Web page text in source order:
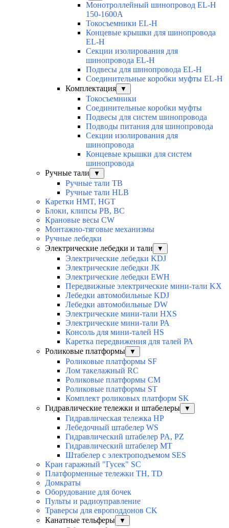
Монотроллейный шинопровод EL-H
150-1600А
Токосъемники EL-H
Концевые крышки для шинопровода
EL-H
Секции изолирования для
шинопровода EL-H
Подвесы для шинопровода EL-H
Соединительные коробки муфты EL-H
Комплектация
▼
Токосъемники
Соединительные коробки муфты
Подвесы для систем шинопровода
Подводы питания для шинопровода
Секции изолирования для
шинопровода
Концевые крышки для систем
шинопровода
Ручные тали
▼
Ручные тали TB
Ручные тали HLB
Каретки HMT, HGT
Блоки, клипсы PB, BC
Крановые весы CW
Монтажно-тяговые механизмы
Ручные лебедки
Электрические лебедки и тали
▼
Электрические лебедки KDJ
Электрические лебедки JK
Электрические лебедки EWH
Передвижные электрические мини-тали KX
Лебедки автомобильные KDJ
Лебедки автомобильные DW
Электрические мини-тали HXS
Электрические мини-тали РА
Консоль для мини-талей HS
Каретка передвижения для талей РА
Роликовые платформы
▼
Роликовые платформы SF
Лом такелажный RC
Роликовые платформы CM
Роликовые платформы ST
Комплект роликовых платформ SK
Гидравлические тележки и штабелеры
▼
Гидравлическая тележка HP
Лебедочный штабелер WS
Гидравлический штабелер PA, PZ
Гидравлический штабелер MT
Штабелер с электроподъемом SES
Кран гаражный "Гусек" SC
Платформенные тележки TH, TD
Домкраты
Оборудование для бочек
Пульты и радиоуправление
Траверсы для европоддонов CK
Канатные тельферы
▼